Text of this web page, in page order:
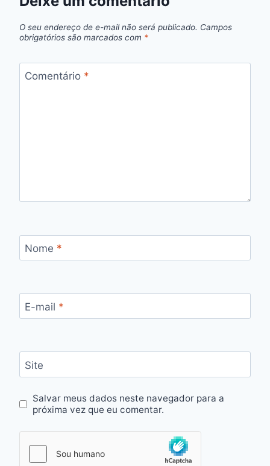
O seu endereço de e-mail não será publicado. Campos
obrigatórios são marcados com *
Comentário *
Nome *
E-mail *
Site
Salvar meus dados neste navegador para a
próxima vez que eu comentar.